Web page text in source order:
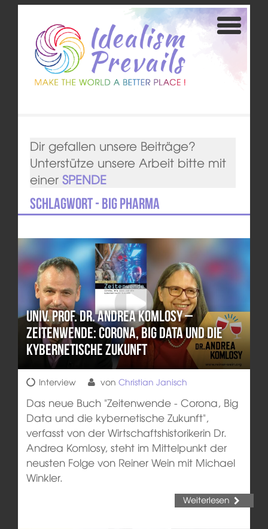
Dir gefallen unsere Beiträge?
Unterstütze unsere Arbeit bitte mit
einer SPENDE
Schlagwort - Big Pharma
Univ. Prof. Dr. Andrea Komlosy –
Zeitenwende: Corona, Big Data und die
kybernetische Zukunft
Interview von Christian Janisch
Das neue Buch "Zeitenwende - Corona, Big
Data und die kybernetische Zukunft",
verfasst von der Wirtschaftshistorikerin Dr.
Andrea Komlosy, steht im Mittelpunkt der
neusten Folge von Reiner Wein mit Michael
Winkler.
Weiterlesen